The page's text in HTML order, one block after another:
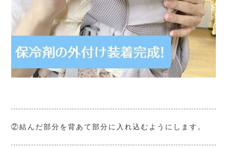
②結んだ部分を背あて部分に入れ込むようにします。